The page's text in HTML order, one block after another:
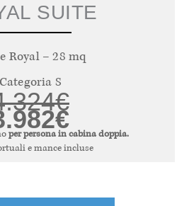
SUITE
Royal – 28 mq
Categoria S
per persona in cabina doppia.
e mance incluse